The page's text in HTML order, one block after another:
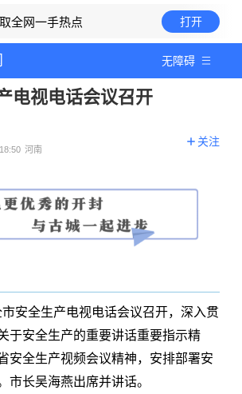
全网一手热点 打开
无障碍
电视电话会议召开
河南
关注
安全生产电视电话会议召开，深入贯
于安全生产的重要讲话重要指示精
安全生产视频会议精神，安排部署安
市长吴海燕出席并讲话。